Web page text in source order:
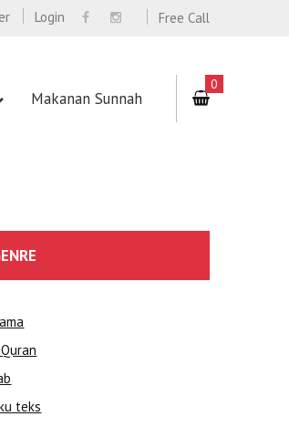
Free Call
Login
Makanan Sunnah
0
teks